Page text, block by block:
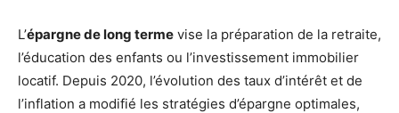
L’épargne de long terme vise la préparation de la retraite,
l’éducation des enfants ou l’investissement immobilier
locatif. Depuis 2020, l’évolution des taux d’intérêt et de
l’inflation a modifié les stratégies d’épargne optimales,